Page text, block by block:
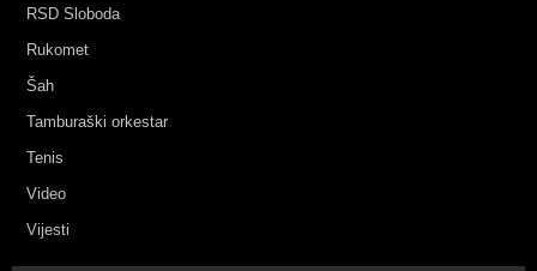
RSD Sloboda
Rukomet
Šah
Tamburaški orkestar
Tenis
Video
Vijesti